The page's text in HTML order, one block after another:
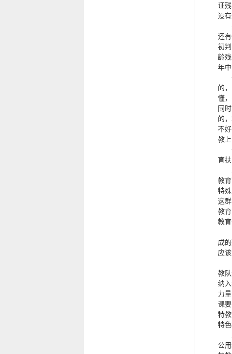
证
没
还
初
龄
年
的
懂
同
的
不
教上
育
教
特
这
教
教
成
应
教
纳
力
课
特
特
公